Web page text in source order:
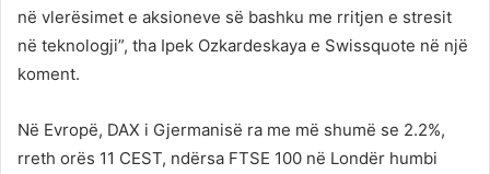
në vlerësimet e aksioneve së bashku me rritjen e stresit
në teknologji”, tha Ipek Ozkardeskaya e Swissquote në një
koment.
Në Evropë, DAX i Gjermanisë ra me më shumë se 2.2%,
rreth orës 11 CEST, ndërsa FTSE 100 në Londër humbi